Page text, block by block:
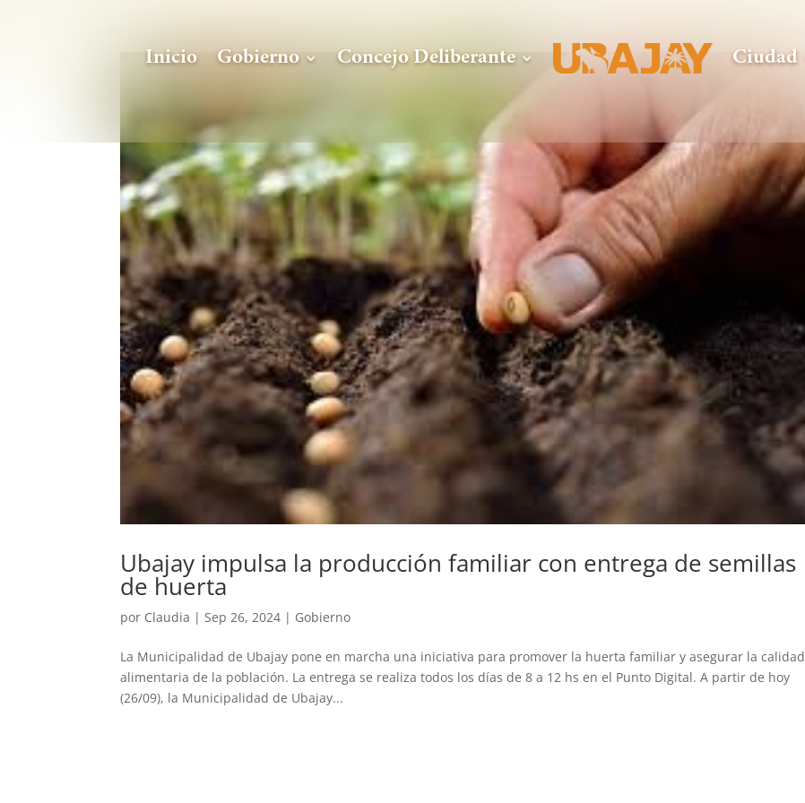
Inicio Gobierno Concejo Deliberante Ciudad
Ubajay impulsa la producción familiar con entrega de semillas
de huerta
por Claudia | Sep 26, 2024 | Gobierno
La Municipalidad de Ubajay pone en marcha una iniciativa para promover la huerta familiar y asegurar la calidad
alimentaria de la población. La entrega se realiza todos los días de 8 a 12 hs en el Punto Digital. A partir de hoy
(26/09), la Municipalidad de Ubajay...